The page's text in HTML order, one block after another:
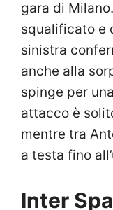
gara di
squalificato e
sinistra
anche alla
spinge per
attacco è
mentre tra
a testa fino
Inter